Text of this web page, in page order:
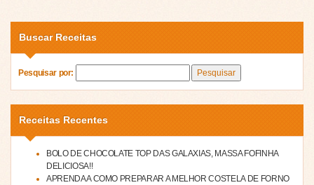
Buscar Receitas
Pesquisar por:
Receitas Recentes
BOLO DE CHOCOLATE TOP DAS GALAXIAS, MASSA FOFINHA
DELICIOSA!!
APRENDA A COMO PREPARAR A MELHOR COSTELA DE FORNO